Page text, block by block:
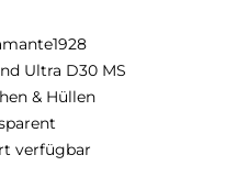
Ultra D30 MS
& Hüllen
verfügbar